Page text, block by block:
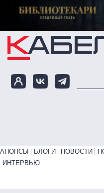
Перейти к основному
Primary links bottom
АНОНСЫ БЛОГИ НОВОСТИ
ИНТЕРВЬЮ